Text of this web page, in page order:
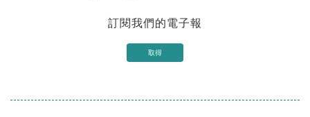
訂閱我們的電子報
取得